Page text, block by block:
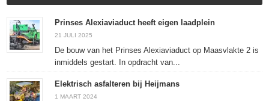
Prinses Alexiaviaduct heeft eigen laadplein
21 JULI 2025
De bouw van het Prinses Alexiaviaduct op Maasvlakte 2 is
inmiddels gestart. In opdracht van...
Elektrisch asfalteren bij Heijmans
1 MAART 2024